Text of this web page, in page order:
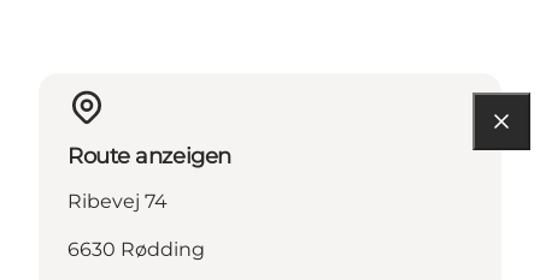
Route anzeigen
Ribevej 74
6630 Rødding